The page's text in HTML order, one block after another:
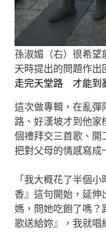
孫淑媚（右）很希望
天時提出的問題作出
走完天堂路 才能到
這次做專輯，在亂彈
路、好漢坡才到他家
個禮拜交三首歌、
把對父母的情感寫成
「我大概花了半個
香』這句開始，延伸
媽，問她吃飽了嗎？
歌送給妳』，我就唱